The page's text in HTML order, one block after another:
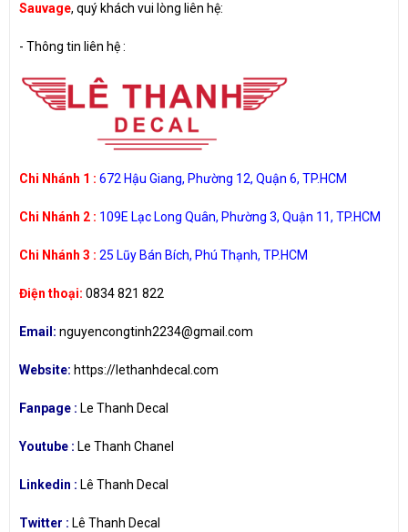
Sauvage, quý khách vui lòng liên hệ:
- Thông tin liên hệ :
Chi Nhánh 1 : 672 Hậu Giang, Phường 12, Quận 6, TP.HCM
Chi Nhánh 2 : 109E Lạc Long Quân, Phường 3, Quận 11, TP.HCM
Chi Nhánh 3 : 25 Lũy Bán Bích, Phú Thạnh, TP.HCM
Điện thoại: 0834 821 822
Email: nguyencongtinh2234@gmail.com
Website: https://lethanhdecal.com
Fanpage : Le Thanh Decal
Youtube : Le Thanh Chanel
Linkedin : Lê Thanh Decal
Twitter : Lê Thanh Decal